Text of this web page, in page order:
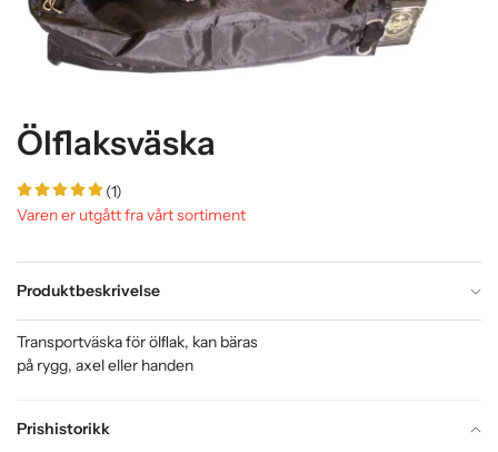
Ölflaksväska
(1)
Varen er utgått fra vårt sortiment
Produktbeskrivelse
Prishistorikk
Transportväska för ölﬂak, kan bäras
på rygg, axel eller handen